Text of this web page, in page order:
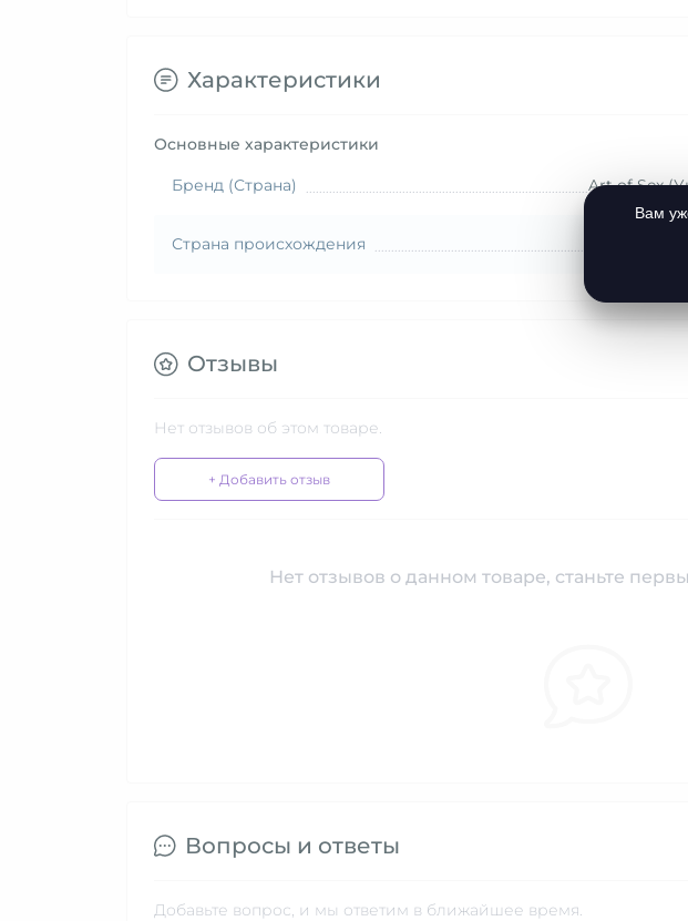
Характеристики
Основные характеристики
Бренд (Страна) Art of Sex
Страна происхождения
Отзывы
Нет отзывов об этом товаре.
+ Добавить отзыв
Нет отзывов о данном товаре, станьте
Вопросы и ответы
Добавьте вопрос, и мы ответим в ближайшее время.
Вам